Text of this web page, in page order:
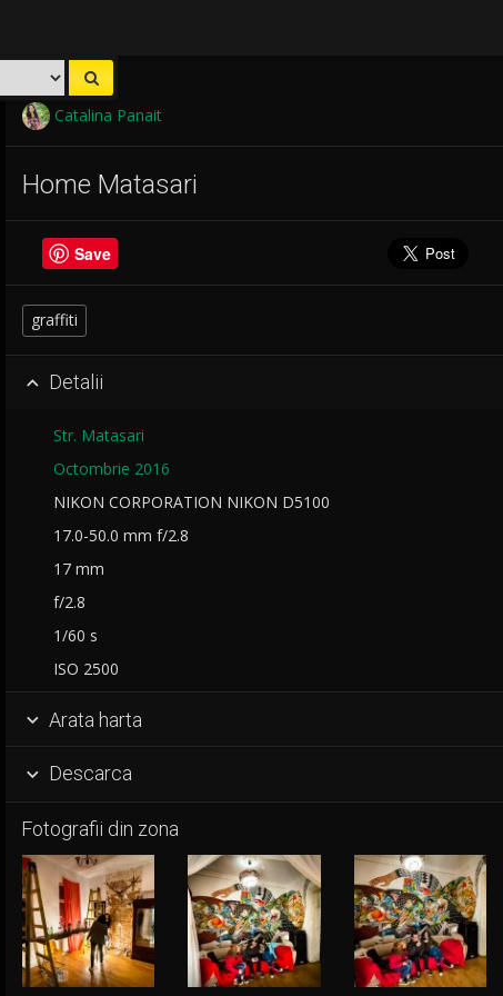
Catalina Panait
Home Matasari
Save
graffiti
 Detalii
Str. Matasari
Octombrie 2016
NIKON CORPORATION NIKON D5100
17.0-50.0 mm f/2.8
17 mm
f/2.8
1/60 s
ISO 2500
 Arata harta
 Descarca
Fotografii din zona